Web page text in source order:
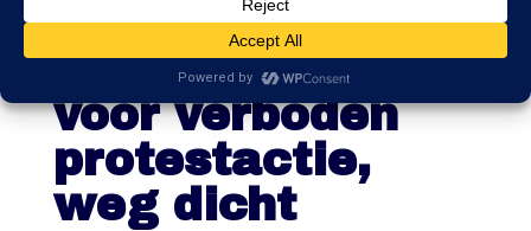
Actievoerders op
A12 in Den Haag
voor verboden
protestactie,
weg dicht